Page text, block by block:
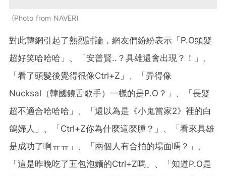
Photo from NAVER
對此韓網引起了熱烈討論，網友們紛紛表示「P.O頭髮
超好笑哈哈哈」、「安普賢..？具雄還會出現？！」、
「看了頭髮後覺得很像Ctrl+Z」、「弄得像
Nucksal（韓國饒舌歌手）一樣的是P.O？」、「長髮
超不適合哈哈哈」、「還以為是《小鬼當家2》裡的白
鴿婦人」、「Ctrl+Z你為什麼這麼腫？」、「看來具雄
是成功了啊ㅠㅠ」、「兩個人有合拍的場面嗎？」、
「這是昨晚吃了五包泡麵的Ctrl+Z嗎」、「知道P.O是